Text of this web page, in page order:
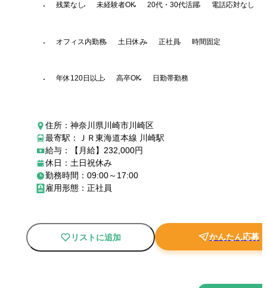
残業なし 未経験者OK 20代・30代活躍 電話応対なし
オフィス内勤務 土日休み 正社員 時間固定
年休120日以上 高卒OK 日勤帯勤務
住所：神奈川県川崎市川崎区
最寄駅：ＪＲ東海道本線 川崎駅
給与：【月給】232,000円
休日：土日祝休み
勤務時間：09:00～17:00
雇用形態：正社員
リストに追加 かんたん応募